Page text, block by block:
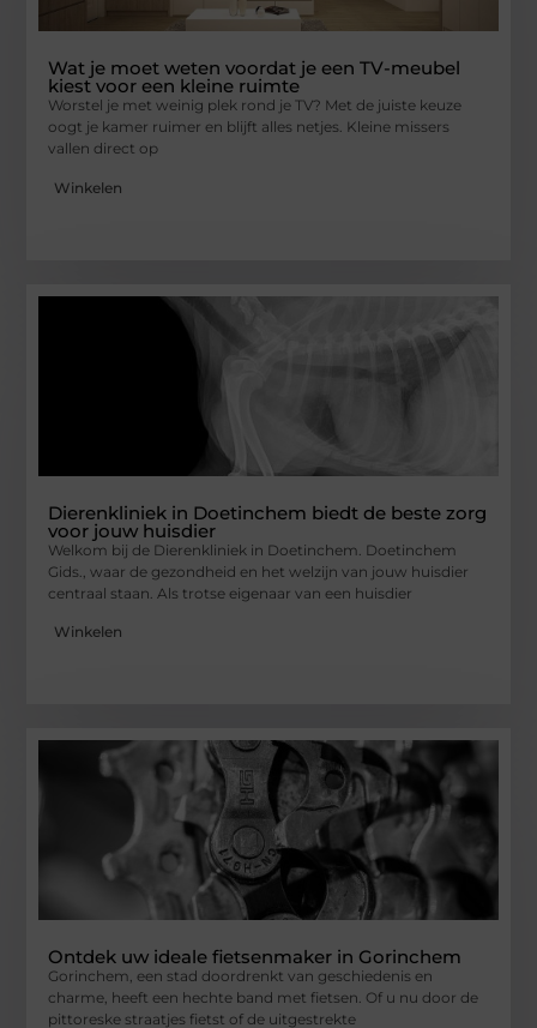
Wat je moet weten voordat je een TV-meubel
kiest voor een kleine ruimte
Worstel je met weinig plek rond je TV? Met de juiste keuze
oogt je kamer ruimer en blijft alles netjes. Kleine missers
vallen direct op
Winkelen
Dierenkliniek in Doetinchem biedt de beste zorg
voor jouw huisdier
Welkom bij de Dierenkliniek in Doetinchem. Doetinchem
Gids., waar de gezondheid en het welzijn van jouw huisdier
centraal staan. Als trotse eigenaar van een huisdier
Winkelen
Ontdek uw ideale fietsenmaker in Gorinchem
Gorinchem, een stad doordrenkt van geschiedenis en
charme, heeft een hechte band met fietsen. Of u nu door de
pittoreske straatjes fietst of de uitgestrekte